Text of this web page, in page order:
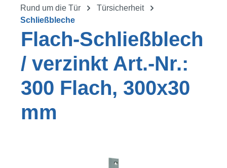
Rund um die Tür
Türsicherheit
Schließbleche
Flach-Schließblech
/ verzinkt Art.-Nr.:
300 Flach, 300x30
mm